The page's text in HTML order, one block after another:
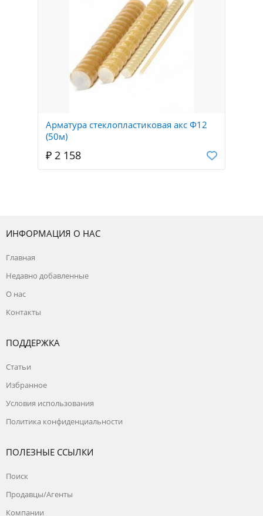
Арматура стеклопластиковая акс Ф12
(50м)
₽ 2 158
ИНФОРМАЦИЯ О НАС
Главная
Недавно добавленные
О нас
Контакты
ПОДДЕРЖКА
Статьи
Избранное
Условия использования
Политика конфиденциальности
ПОЛЕЗНЫЕ ССЫЛКИ
Поиск
Продавцы/Агенты
Компании